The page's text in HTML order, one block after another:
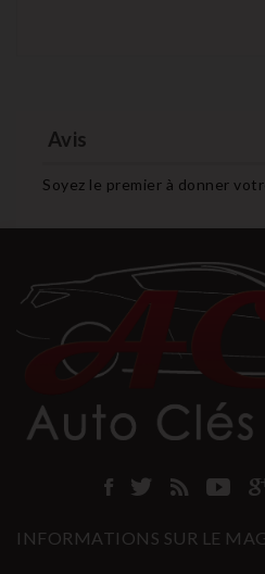
Avis
Soyez le premier à donner
INFORMATIONS SUR LE